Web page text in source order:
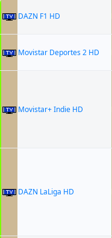
DAZN F1 HD
Movistar Deportes 2 HD
Movistar+ Indie HD
DAZN LaLiga HD